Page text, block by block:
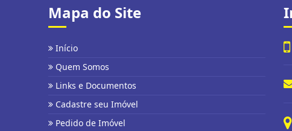
Mapa do Site
Início
Quem Somos
Links e Documentos
Cadastre seu Imóvel
Pedido de Imóvel